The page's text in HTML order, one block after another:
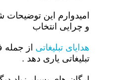
امیدوارم این توضیحات
و چرایی انتخاب
هدایای تبلیغاتی از
تبلیغاتی یاری دهد .